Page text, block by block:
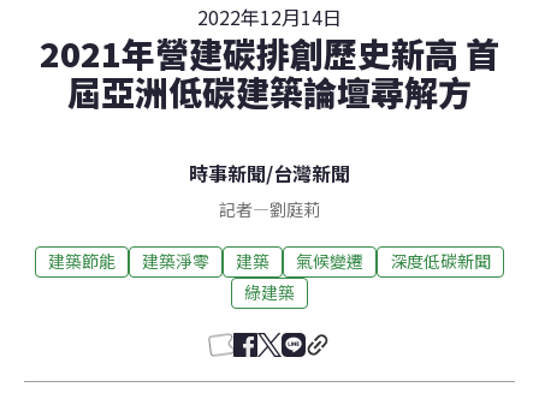
2022年12月14日
2021年營建碳排創歷史新高 首
屆亞洲低碳建築論壇尋解方
時事新聞/台灣新聞
記者—劉庭莉
建築節能 建築淨零 建築 氣候變遷
深度低碳新聞
綠建築